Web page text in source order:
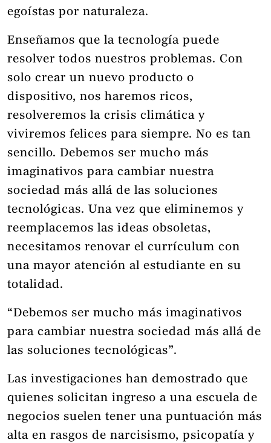
egoístas por naturaleza.
Enseñamos que la tecnología puede
resolver todos nuestros problemas. Con
solo crear un nuevo producto o
dispositivo, nos haremos ricos,
resolveremos la crisis climática y
viviremos felices para siempre. No es tan
sencillo. Debemos ser mucho más
imaginativos para cambiar nuestra
sociedad más allá de las soluciones
tecnológicas. Una vez que eliminemos y
reemplacemos las ideas obsoletas,
necesitamos renovar el currículum con
una mayor atención al estudiante en su
totalidad.
“Debemos ser mucho más imaginativos
para cambiar nuestra sociedad más allá de
las soluciones tecnológicas”.
Las investigaciones han demostrado que
quienes solicitan ingreso a una escuela de
negocios suelen tener una puntuación más
alta en rasgos de narcisismo, psicopatía y